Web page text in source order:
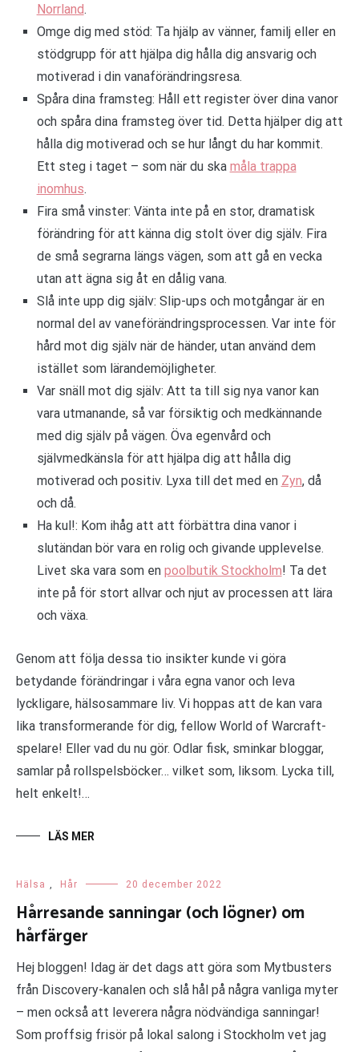
Norrland.
Omge dig med stöd: Ta hjälp av vänner, familj eller en
stödgrupp för att hjälpa dig hålla dig ansvarig och
motiverad i din vanaförändringsresa.
Spåra dina framsteg: Håll ett register över dina vanor
och spåra dina framsteg över tid. Detta hjälper dig att
hålla dig motiverad och se hur långt du har kommit.
Ett steg i taget – som när du ska måla trappa
inomhus.
Fira små vinster: Vänta inte på en stor, dramatisk
förändring för att känna dig stolt över dig själv. Fira
de små segrarna längs vägen, som att gå en vecka
utan att ägna sig åt en dålig vana.
Slå inte upp dig själv: Slip-ups och motgångar är en
normal del av vaneförändringsprocessen. Var inte för
hård mot dig själv när de händer, utan använd dem
istället som lärandemöjligheter.
Var snäll mot dig själv: Att ta till sig nya vanor kan
vara utmanande, så var försiktig och medkännande
med dig själv på vägen. Öva egenvård och
självmedkänsla för att hjälpa dig att hålla dig
motiverad och positiv. Lyxa till det med en Zyn, då
och då.
Ha kul!: Kom ihåg att att förbättra dina vanor i
slutändan bör vara en rolig och givande upplevelse.
Livet ska vara som en poolbutik Stockholm! Ta det
inte på för stort allvar och njut av processen att lära
och växa.
Genom att följa dessa tio insikter kunde vi göra
betydande förändringar i våra egna vanor och leva
lyckligare, hälsosammare liv. Vi hoppas att de kan vara
lika transformerande för dig, fellow World of Warcraft-
spelare! Eller vad du nu gör. Odlar fisk, sminkar bloggar,
samlar på rollspelsböcker… vilket som, liksom. Lycka till,
helt enkelt!…
LÄS MER
Hälsa Hår 20 december 2022
Hårresande sanningar (och lögner) om
hårfärger
Hej bloggen! Idag är det dags att göra som Mytbusters
från Discovery-kanalen och slå hål på några vanliga myter
– men också att leverera några nödvändiga sanningar!
Som proffsig frisör på lokal salong i Stockholm vet jag